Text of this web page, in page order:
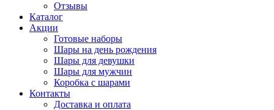
Отзывы
Каталог
Акции
Готовые наборы
Шары на день рождения
Шары для девушки
Шары для мужчин
Коробка с шарами
Контакты
Доставка и оплата